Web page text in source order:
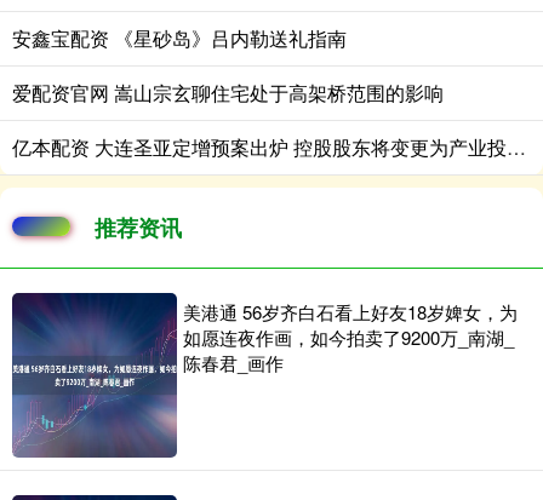
安鑫宝配资 《星砂岛》吕内勒送礼指南
爱配资官网 嵩山宗玄聊住宅处于高架桥范围的影响
亿本配资 大连圣亚定增预案出炉 控股股东将变更为产业投资人
推荐资讯
美港通 56岁齐白石看上好友18岁婢女，为
如愿连夜作画，如今拍卖了9200万_南湖_
陈春君_画作